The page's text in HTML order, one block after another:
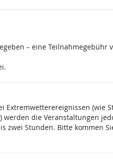
– eine Teilnahmegebühr
Extremwetterereignissen (wie
die Veranstaltungen
zwei Stunden. Bitte kommen